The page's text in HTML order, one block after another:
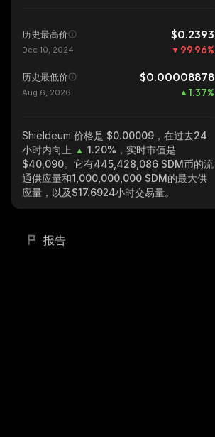
历史最高价 $0.2393
Dec 10, 2024 99.96%
历史最低价 $0.00008878
Aug 6, 2026 1.37%
Shieldeum 价格是 $0.00009，在过去24
小时内向上
1.20% ，实时市值是
$40,090。它有445,428,086 SDM币的流
通供应量和1,000,000,000 SDM的最大供
应量，以及$17.6924小时交易量。
报告